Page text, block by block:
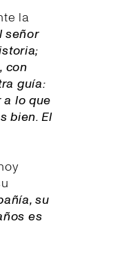
la
señor
con
guía:
lo que
bien. El
su
es